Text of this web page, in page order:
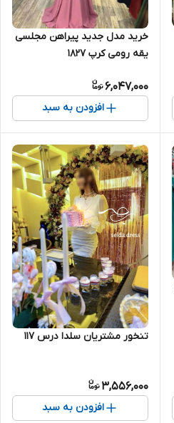
خرید مدل جدید پیراهن مجلسی
یقه رومی کرپ ۱۸۲۷
6,047,000
افزودن به سبد
تنخور مشتریان سلدا درس ۱۱۷
3,556,000
افزودن به سبد